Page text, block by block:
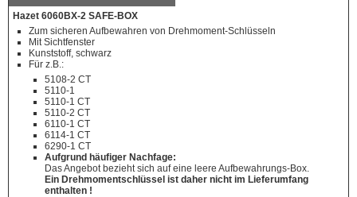
Hazet 6060BX-2 SAFE-BOX
Zum sicheren Aufbewahren von Drehmoment-Schlüsseln
Mit Sichtfenster
Kunststoff, schwarz
Für z.B.:
5108-2 CT
5110-1
5110-1 CT
5110-2 CT
6110-1 CT
6114-1 CT
6290-1 CT
Aufgrund häufiger Nachfage:
Das Angebot bezieht sich auf eine leere Aufbewahrungs-Box.
Ein Drehmomentschlüssel ist daher nicht im Lieferumfang
enthalten !